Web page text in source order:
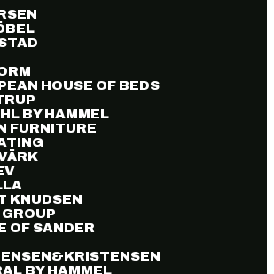
HOUSE OF BEDS
BY HAMMEL
FURNITURE
KNUDSEN
OF SANDER
BY HAMMEL